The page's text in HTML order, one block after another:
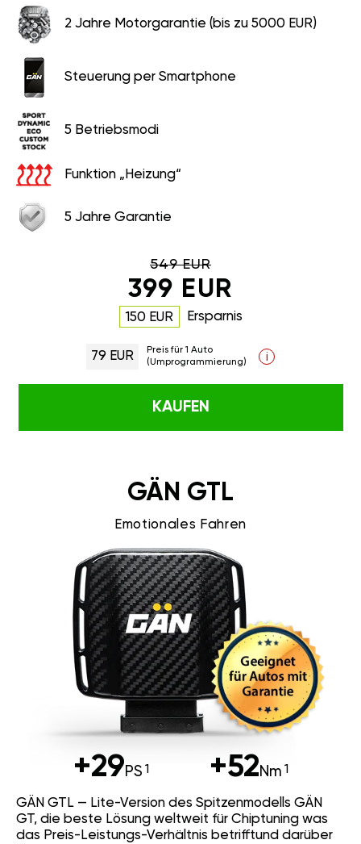
2 Jahre Motorgarantie (bis zu 5000 EUR)
Steuerung per Smartphone
5 Betriebsmodi
Funktion „Heizung“
5 Jahre Garantie
549 EUR
399 EUR
150 EUR Ersparnis
79 EUR
Preis für 1 Auto
(Umprogrammierung)
i
KAUFEN
GÄN GTL
Emotionales Fahren
+29PS +52Nm
GÄN GTL — Lite-Version des Spitzenmodells GÄN
GT, die beste Lösung weltweit für Chiptuning was
das Preis-Leistungs-Verhältnis betrifftund darüber